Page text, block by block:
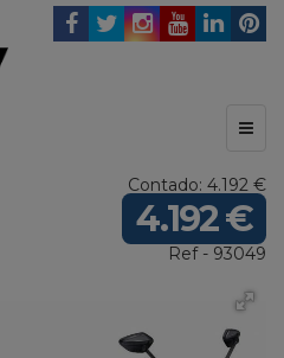
Contado: 4.192 €
4.192 €
Ref - 93049